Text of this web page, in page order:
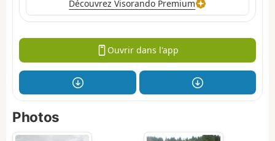
Découvrez Visorando Premium
Ouvrir dans l'app
Photos